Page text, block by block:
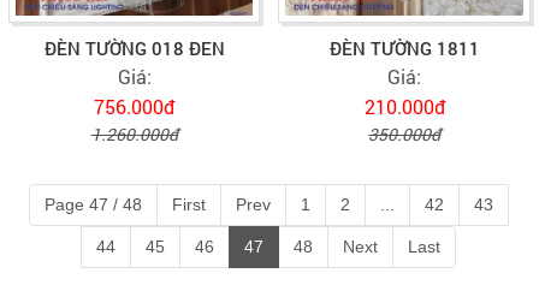
ĐÈN TƯỜNG 018 ĐEN
Giá:
756.000đ
1.260.000đ
ĐÈN TƯỜNG 1811
Giá:
210.000đ
350.000đ
Page 47 / 48 First Prev 1 2 42 43
44 45 46 47 48 Next Last